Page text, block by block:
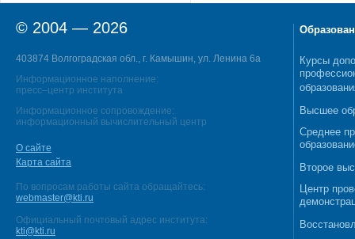
© 2004 — 2026
403874 Волгоградская обл., г. Камышин, ул. Ленина 6а
Информационное наполнение:
пресс–центр института
Информационное сопровождение:
информационный вычислительный центр
О сайте
Карта сайта
По вопросам работы сайта обращайтесь:
webmaster@kti.ru
Официальный почтовый адрес института:
kti@kti.ru
Курсы
Высшее
Среднее
Второе
Центр